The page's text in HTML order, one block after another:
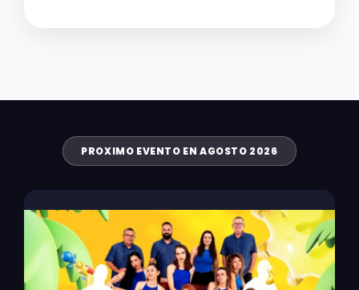
PROXIMO EVENTO EN AGOSTO 2026